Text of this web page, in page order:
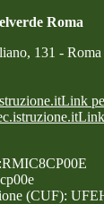
Roma
131 - Roma
Link
(CUF):